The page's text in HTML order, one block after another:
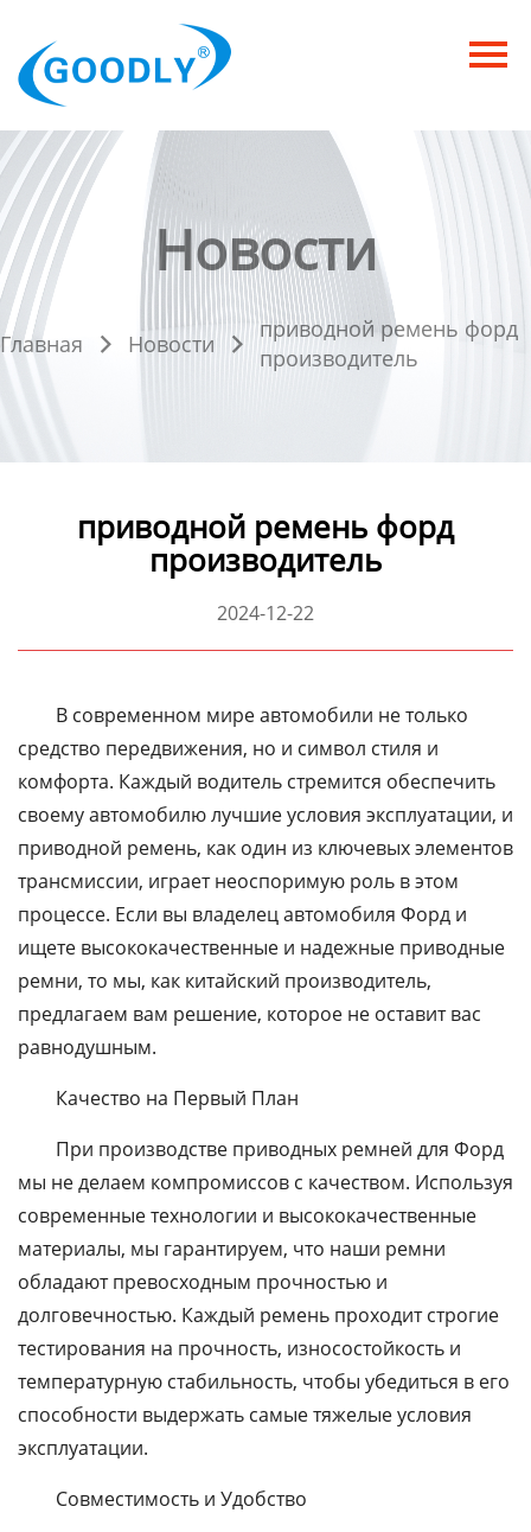
Продукция
ОТРАСЛИ
Категория
Новости
Контакты
Новости
Главная  Новости 
приводной ремень форд
производитель
приводной ремень форд
производитель
2024-12-22
В современном мире автомобили не только
средство передвижения, но и символ стиля и
комфорта. Каждый водитель стремится обеспечить
своему автомобилю лучшие условия эксплуатации, и
приводной ремень, как один из ключевых элементов
трансмиссии, играет неоспоримую роль в этом
процессе. Если вы владелец автомобиля Форд и
ищете высококачественные и надежные приводные
ремни, то мы, как китайский производитель,
предлагаем вам решение, которое не оставит вас
равнодушным.
Качество на Первый План
При производстве приводных ремней для Форд
мы не делаем компромиссов с качеством. Используя
современные технологии и высококачественные
материалы, мы гарантируем, что наши ремни
обладают превосходным прочностью и
долговечностью. Каждый ремень проходит строгие
тестирования на прочность, износостойкость и
температурную стабильность, чтобы убедиться в его
способности выдержать самые тяжелые условия
эксплуатации.
Совместимость и Удобство